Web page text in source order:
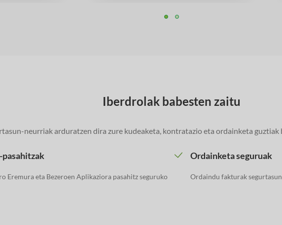
Iberdrolak babesten zaitu
neurriak arduratzen dira zure kudeaketa, kontratazio eta ordainketa guztiak
pasahitzak
Eremura eta Bezeroen Aplikaziora pasahitz seguruko
Ordainketa seguruak
Ordaindu fakturak